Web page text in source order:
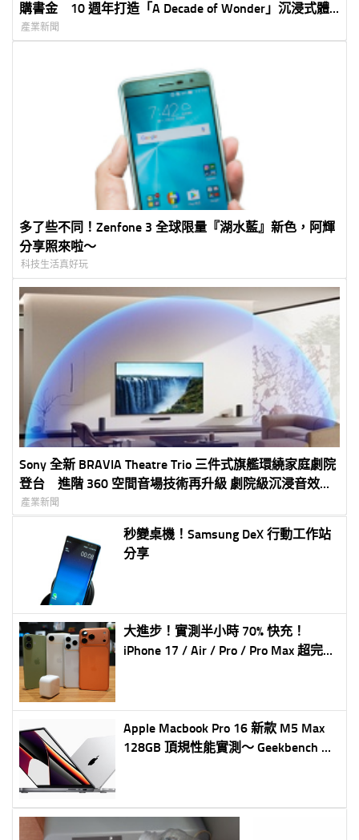
購書金 10 週年打造「A Decade of Wonder」沉浸式體
驗
產業新聞
多了些不同！Zenfone 3 全球限量『湖水藍』新色，阿輝
分享照來啦～
科技生活真好玩
Sony 全新 BRAVIA Theatre Trio 三件式旗艦環繞家庭劇院
登台 進階 360 空間音場技術再升級 劇院級沉浸音效完
美匹配超大尺寸 BRAVIA 電視
產業新聞
秒變桌機！Samsung DeX 行動工作站
分享
大進步！實測半小時 70% 快充！
iPhone 17 / Air / Pro / Pro Max 超完整
Apple Macbook Pro 16 新款 M5 Max
128GB 頂規性能實測～ Geekbench 6